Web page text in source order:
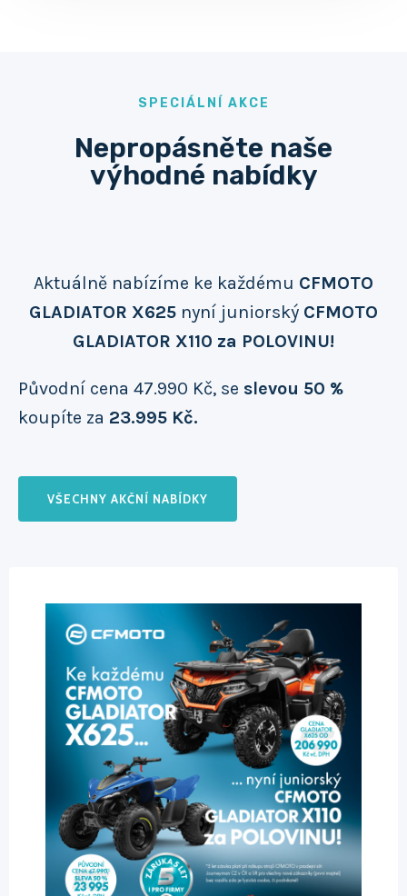
SPECIÁLNÍ AKCE
Nepropásněte naše
výhodné nabídky
Aktuálně nabízíme ke každému CFMOTO
GLADIATOR X625 nyní juniorský CFMOTO
GLADIATOR X110 za POLOVINU!
Původní cena 47.990 Kč, se slevou 50 %
koupíte za 23.995 Kč.
VŠECHNY AKČNÍ NABÍDKY